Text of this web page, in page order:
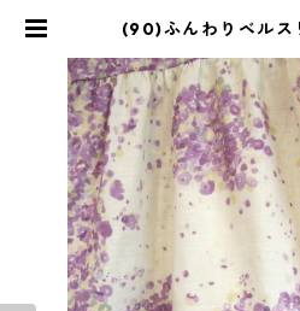
(90)ふんわりベルス